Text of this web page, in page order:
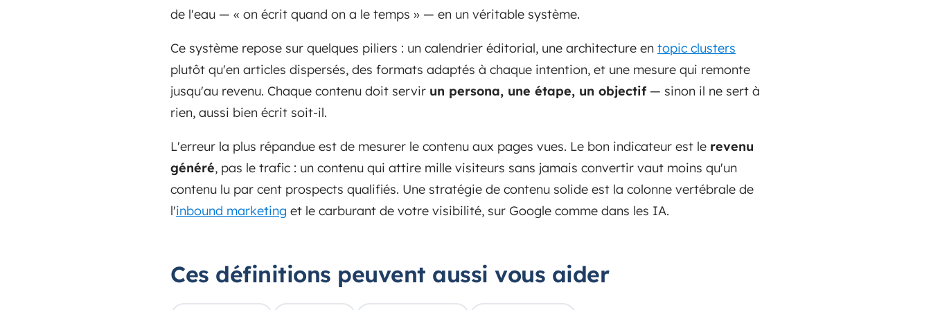
de l'eau — « on écrit quand on a le temps » — en un véritable système.
Ce système repose sur quelques piliers : un calendrier éditorial, une architecture en topic clusters
plutôt qu'en articles dispersés, des formats adaptés à chaque intention, et une mesure qui remonte
jusqu'au revenu. Chaque contenu doit servir un persona, une étape, un objectif — sinon il ne sert à
rien, aussi bien écrit soit-il.
L'erreur la plus répandue est de mesurer le contenu aux pages vues. Le bon indicateur est le revenu
généré, pas le trafic : un contenu qui attire mille visiteurs sans jamais convertir vaut moins qu'un
contenu lu par cent prospects qualifiés. Une stratégie de contenu solide est la colonne vertébrale de
l'inbound marketing et le carburant de votre visibilité, sur Google comme dans les IA.
Ces définitions peuvent aussi vous aider